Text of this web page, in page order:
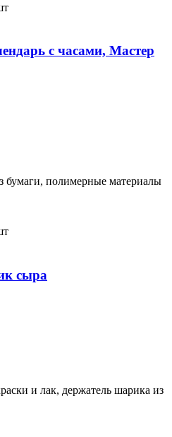
с часами, Мастер
бумаги, полимерные материалы
сыра
и лак, держатель шарика из